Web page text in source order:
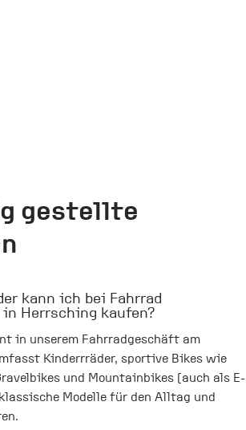
kann ich bei Fahrrad
Herrsching kaufen?
in unserem Fahrradgeschäft am
Kinderrräder, sportive Bikes wie
und Mountainbikes (auch als E-
Modelle für den Alltag und
gestellte